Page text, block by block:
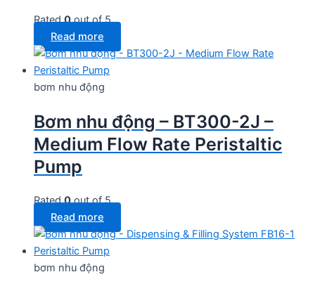
Rated0out of 5
Read more
bơm nhu động
Bơm nhu động – BT300-2J –
Medium Flow Rate Peristaltic
Pump
Rated0out of 5
Read more
bơm nhu động